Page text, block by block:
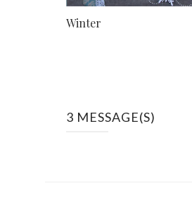
Winter
3 MESSAGE(S)